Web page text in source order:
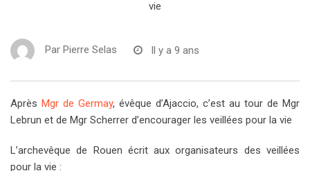
Par Pierre Selas Il y a 9 ans
Après Mgr de Germay, évêque d’Ajaccio, c’est au tour de Mgr
Lebrun et de Mgr Scherrer d’encourager les veillées pour la vie
L’archevêque de Rouen écrit aux organisateurs des veillées
pour la vie :